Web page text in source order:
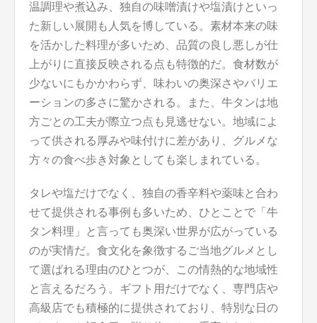
温調理や煮込み、独自の味噌漬けや塩漬けといっ
た新しい展開も人気を博している。素材本来の味
を活かした料理が多いため、品質の良し悪しが仕
上がりに直接反映される点も特徴的だ。食材数が
少ないにもかかわらず、味わいの奥深さやバリエ
ーションの多さに驚かされる。また、牛タンは地
方ごとの工夫が際立つ点も見逃せない。地域によ
って供される厚みや味付けに差があり、グルメな
方々の食べ歩き対象としても楽しまれている。
タレや塩だけでなく、独自の香辛料や薬味と合わ
せて提供される事例も多いため、ひとことで「牛
タン料理」と言っても奥深い世界が広がっている
のが実情だ。食文化を象徴するご当地グルメとし
て選ばれる理由のひとつが、この情熱的な地域性
と言えるだろう。ギフト用だけでなく、専門店や
高級店でも積極的に提供されており、特別な日の